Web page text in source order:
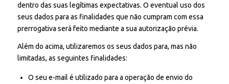
dentro das suas legítimas expectativas. O eventual uso dos
seus dados para as finalidades que não cumpram com essa
prerrogativa será feito mediante a sua autorização prévia.
Além do acima, utilizaremos os seus dados para, mas não
limitadas, as seguintes finalidades:
O seu e-mail é utilizado para a operação de envio do